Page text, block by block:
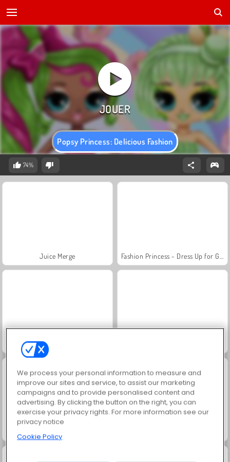
Popsy Princess: Delicious Fashion
74%
Juice Merge
Jewel Garden Story
We process your personal information to measure and
improve our sites and service, to assist our marketing
campaigns and to provide personalised content and
advertising. By clicking the button on the right, you can
exercise your privacy rights. For more information see our
privacy notice
Cookie Policy